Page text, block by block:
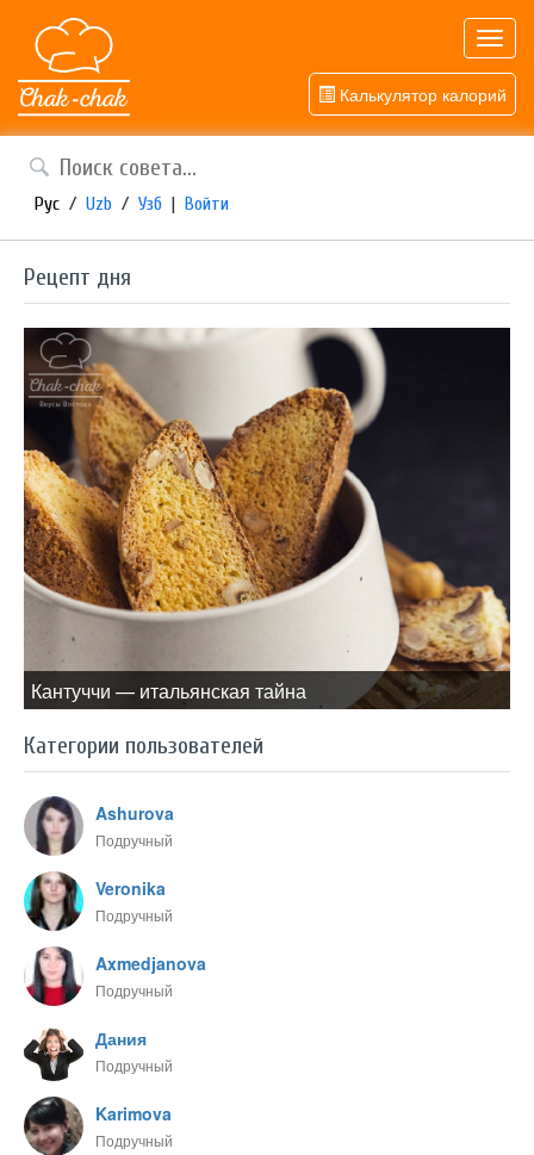
Калькулятор калорий
Рус / Uzb / Узб | Войти
Рецепт дня
Кантуччи — итальянская тайна
Категории пользователей
Ashurova
Подручный
Veronika
Подручный
Axmedjanova
Подручный
Дания
Подручный
Karimova
Подручный